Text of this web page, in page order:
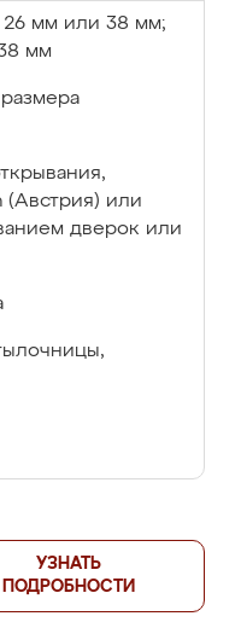
26 мм или 38 мм;
мм
(Австрия) или
дверок или
УЗНАТЬ
ПОДРОБНОСТИ